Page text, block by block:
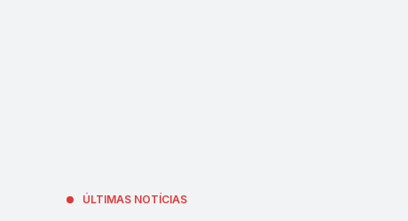
ÚLTIMAS NOTÍCIAS